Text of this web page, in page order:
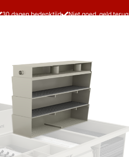
30 dagen bedenktijd Niet goed, geld terug